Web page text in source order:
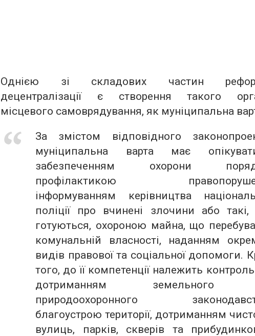
Однією зі складових частин
децентралізації є створення такого
місцевого самоврядування, як муніципальна
За змістом відповідного
муніципальна варта має
забезпеченням охорони
профілактикою
інформуванням керівництва
поліції про вчинені злочини або
готуються, охороною майна, що
комунальній власності, наданням
видів правової та соціальної допомоги.
того, до її компетенції належить
дотриманням земельного
природоохоронного
благоустрою території, дотриманням
вулиць, парків, скверів та